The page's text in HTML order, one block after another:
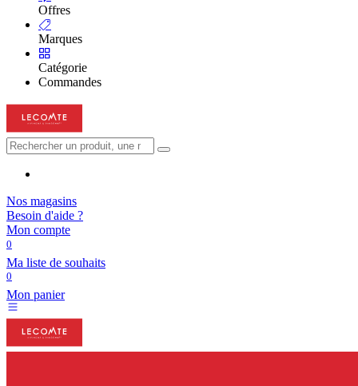
Offres
Marques
Catégorie
Commandes
Nos magasins
Besoin d'aide ?
Mon compte
0
Ma liste de souhaits
0
Mon panier